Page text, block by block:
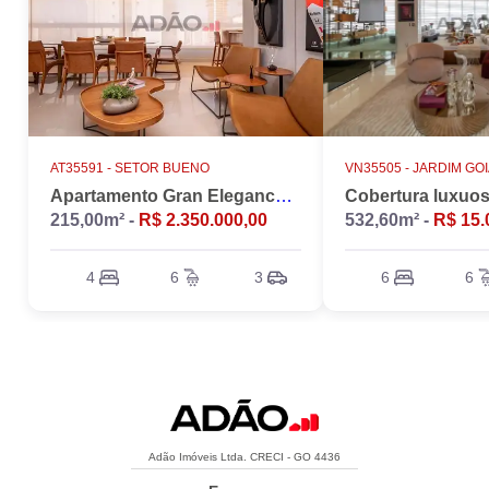
AT35591 - SETOR BUENO
Apartamento Gran Elegance - 4 suites + Home Office
215,00m² - R$ 2.350.000,00
4 6 3
VN35505 - JARDIM
532,60m² - R$
6 6
Adão Imóveis Ltda. CRECI - GO 4436